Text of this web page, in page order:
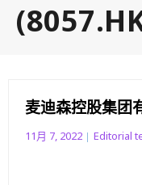
麦迪森控股集团
11月 7, 2022 Editorial